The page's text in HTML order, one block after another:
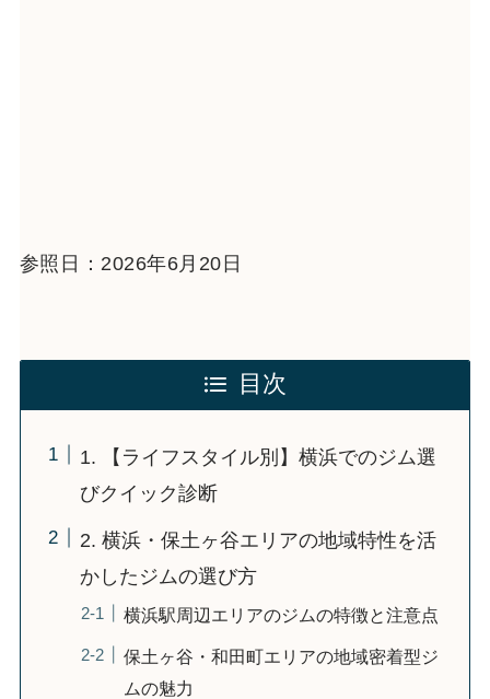
参照日：2026年6月20日
目次
1. 【ライフスタイル別】横浜でのジム選
びクイック診断
2. 横浜・保土ヶ谷エリアの地域特性を活
かしたジムの選び方
横浜駅周辺エリアのジムの特徴と注意点
保土ヶ谷・和田町エリアの地域密着型ジ
ムの魅力